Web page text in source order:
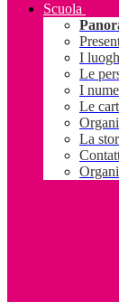
Scuola
I
Le
I
Le
La